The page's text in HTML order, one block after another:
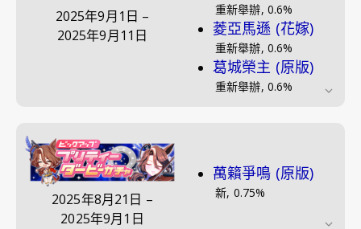
2025年9月1日 –
2025年9月11日
重新舉辦, 0.6%
菱亞馬遜 (花嫁)
重新舉辦, 0.6%
葛城榮主 (原版)
重新舉辦, 0.6%
2025年8月21日 –
2025年9月1日
萬籟爭鳴 (原版)
新, 0.75%